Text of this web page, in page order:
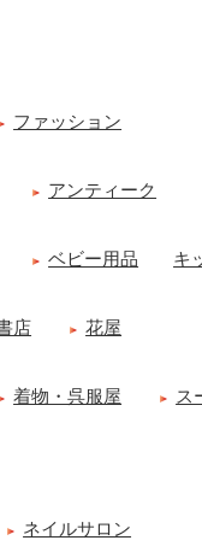
ファッション
アンティーク
ベビー用品 キ
店 花屋
着物・呉服屋 ス
ネイルサロン